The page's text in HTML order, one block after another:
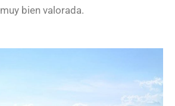
muy bien valorada.